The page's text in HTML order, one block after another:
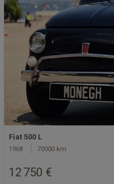
Fiat 500 L
1968 70000 km
12 750 €